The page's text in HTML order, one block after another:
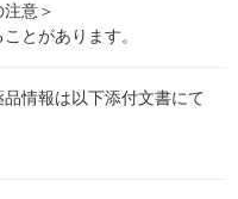
意＞
とがあります。
情報は以下添付文書にて